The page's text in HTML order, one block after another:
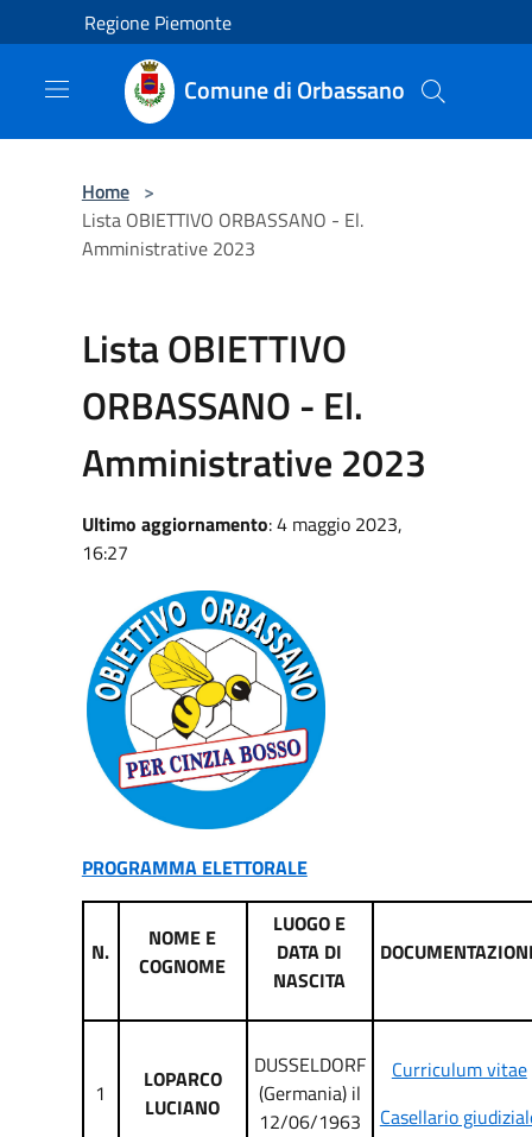
Salta al contenuto principale
Regione Piemonte
Comune di Orbassano
Home >
Lista OBIETTIVO ORBASSANO - El.
Amministrative 2023
Lista OBIETTIVO
ORBASSANO - El.
Amministrative 2023
Ultimo aggiornamento: 4 maggio 2023,
16:27
PROGRAMMA ELETTORALE
N.
NOME E
COGNOME
LUOGO E
DATA DI
NASCITA
1
LOPARCO
LUCIANO
DUSSELDORF
(Germania) il
12/06/1963
Curriculum vitae
Casellario